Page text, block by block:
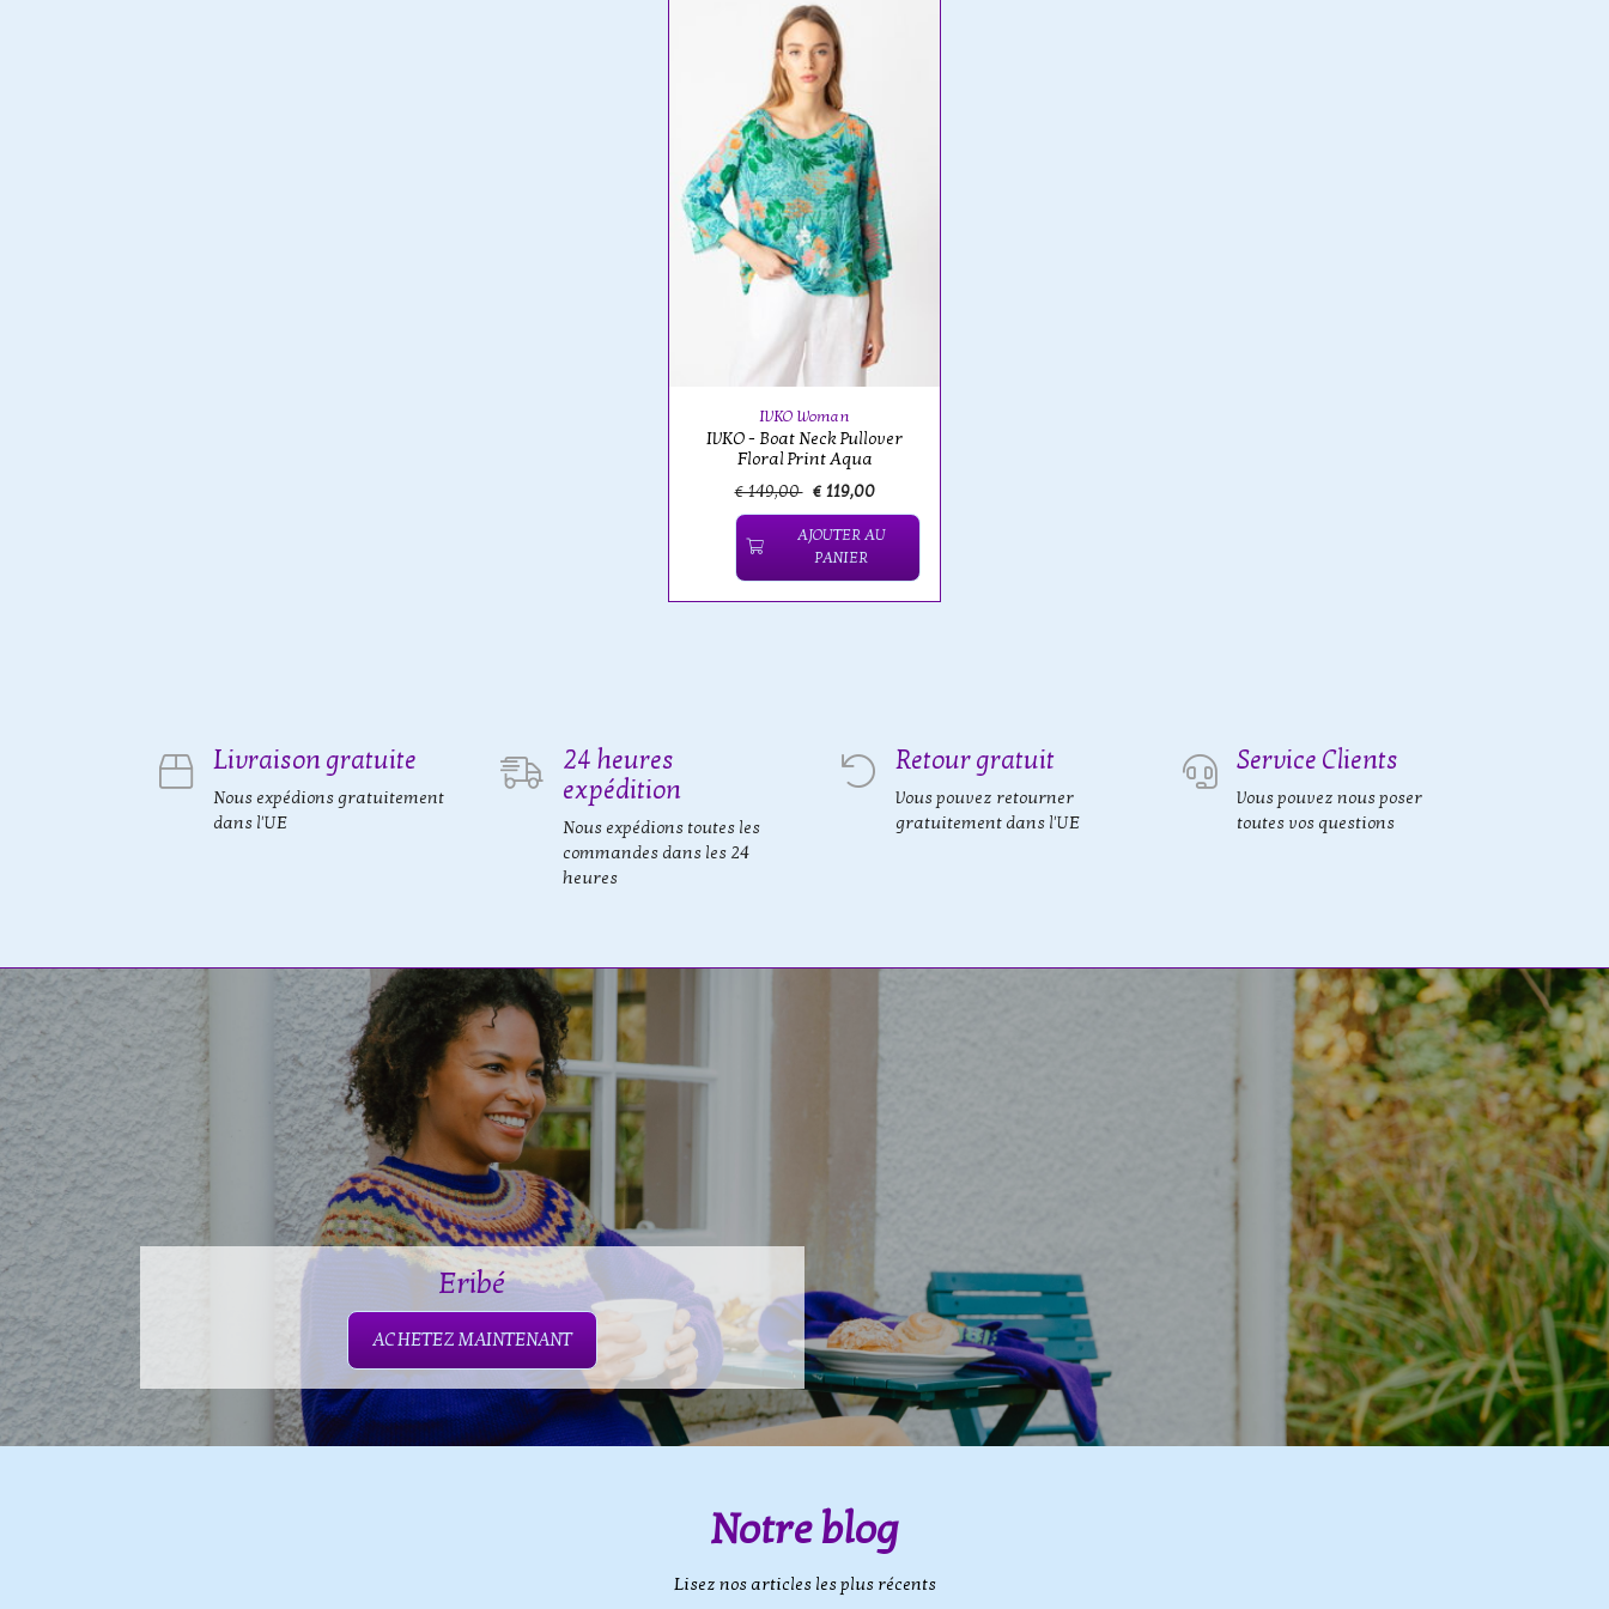
IVKO Woman
IVKO - Boat Neck Pullover
Floral Print Aqua
€ 149,00 € 119,00
AJOUTER AU
PANIER
Livraison gratuite
Nous expédions gratuitement
dans l'UE
24 heures
expédition
Nous expédions toutes les
commandes dans les 24
heures
Retour gratuit
Vous pouvez retourner
gratuitement dans l'UE
Service Clients
Vous pouvez nous poser
toutes vos questions
Eribé
ACHETEZ MAINTENANT
Notre blog
Lisez nos articles les plus récents